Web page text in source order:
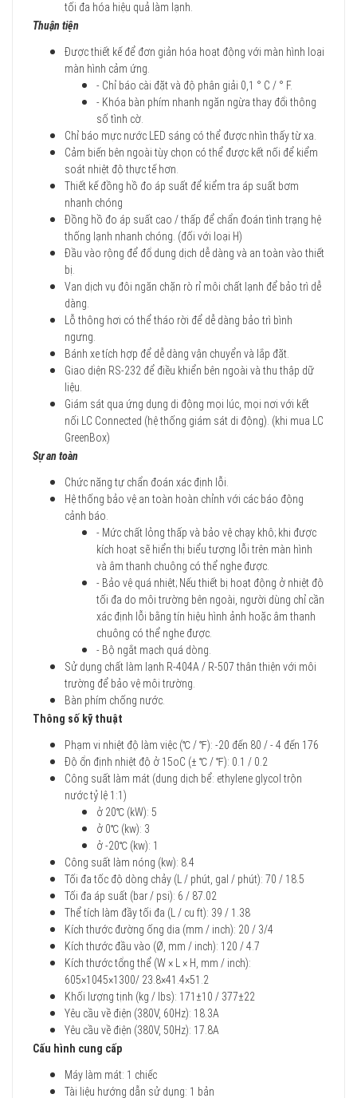
tối đa hóa hiệu quả làm lạnh.
Thuận tiện
Được thiết kế để đơn giản hóa hoạt động với màn hình loại
màn hình cảm ứng.
- Chỉ báo cài đặt và độ phân giải 0,1 ° C / ° F.
- Khóa bàn phím nhanh ngăn ngừa thay đổi thông
số tình cờ.
Chỉ báo mực nước LED sáng có thể được nhìn thấy từ xa.
Cảm biến bên ngoài tùy chọn có thể được kết nối để kiểm
soát nhiệt độ thực tế hơn.
Thiết kế đồng hồ đo áp suất để kiểm tra áp suất bơm
nhanh chóng
Đồng hồ đo áp suất cao / thấp để chẩn đoán tình trạng hệ
thống lạnh nhanh chóng. (đối với loại H)
Đầu vào rộng để đổ dung dịch dễ dàng và an toàn vào thiết
bị.
Van dịch vụ đôi ngăn chặn rò rỉ môi chất lạnh để bảo trì dễ
dàng.
Lỗ thông hơi có thể tháo rời để dễ dàng bảo trì bình
ngưng.
Bánh xe tích hợp để dễ dàng vận chuyển và lắp đặt.
Giao diện RS-232 để điều khiển bên ngoài và thu thập dữ
liệu.
Giám sát qua ứng dụng di động mọi lúc, mọi nơi với kết
nối LC Connected (hệ thống giám sát di động). (khi mua LC
GreenBox)
Sự an toàn
Chức năng tự chẩn đoán xác định lỗi.
Hệ thống bảo vệ an toàn hoàn chỉnh với các báo động
cảnh báo.
- Mức chất lỏng thấp và bảo vệ chạy khô; khi được
kích hoạt sẽ hiển thị biểu tượng lỗi trên màn hình
và âm thanh chuông có thể nghe được.
- Bảo vệ quá nhiệt; Nếu thiết bị hoạt động ở nhiệt độ
tối đa do môi trường bên ngoài, người dùng chỉ cần
xác định lỗi bằng tín hiệu hình ảnh hoặc âm thanh
chuông có thể nghe được.
- Bộ ngắt mạch quá dòng.
Sử dụng chất làm lạnh R-404A / R-507 thân thiện với môi
trường để bảo vệ môi trường.
Bàn phím chống nước.
Thông số kỹ thuật
Phạm vi nhiệt độ làm việc (℃ / ℉): -20 đến 80 / - 4 đến 176
Độ ổn định nhiệt độ ở 15oC (± ℃ / ℉): 0.1 / 0.2
Công suất làm mát (dung dịch bể: ethylene glycol trộn
nước tỷ lệ 1:1)
ở 20℃ (kW): 5
ở 0℃ (kw): 3
ở -20℃ (kw): 1
Công suất làm nóng (kw): 8.4
Tối đa tốc độ dòng chảy (L / phút, gal / phút): 70 / 18.5
Tối đa áp suất (bar / psi): 6 / 87.02
Thể tích làm đầy tối đa (L / cu ft): 39 / 1.38
Kích thước đường ống dia (mm / inch): 20 / 3/4
Kích thước đầu vào (Ø, mm / inch): 120 / 4.7
Kích thước tổng thể (W × L × H, mm / inch):
605×1045×1300/ 23.8×41.4×51.2
Khối lượng tịnh (kg / lbs): 171±10 / 377±22
Yêu cầu về điện (380V, 60Hz): 18.3A
Yêu cầu về điện (380V, 50Hz): 17.8A
Cấu hình cung cấp
Máy làm mát: 1 chiếc
Tài liệu hướng dẫn sử dụng: 1 bản